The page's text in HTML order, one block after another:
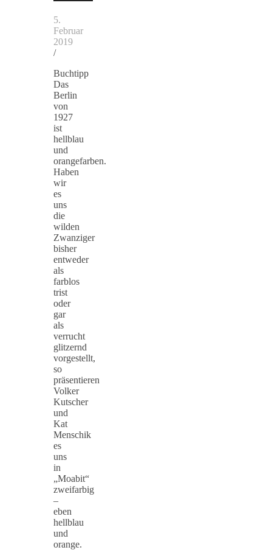
5.
Februar
2019
/
Buchtipp
Das
Berlin
von
1927
ist
hellblau
und
orangefarben.
Haben
wir
es
uns
die
wilden
Zwanziger
bisher
entweder
als
farblos
trist
oder
gar
als
verrucht
glitzernd
vorgestellt,
so
präsentieren
Volker
Kutscher
und
Kat
Menschik
es
uns
in
„Moabit“
zweifarbig
–
eben
hellblau
und
orange.